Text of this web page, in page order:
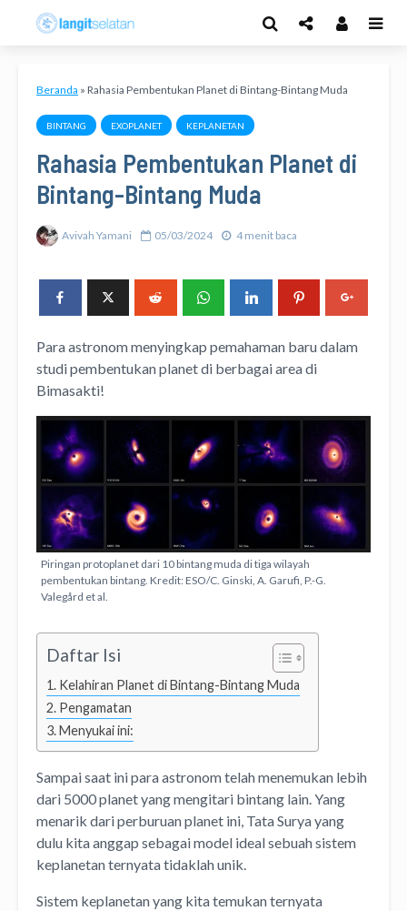
Beranda » Rahasia Pembentukan Planet di Bintang-Bintang Muda
BINTANG EXOPLANET KEPLANETAN
Rahasia Pembentukan Planet di
Bintang-Bintang Muda
Avivah Yamani 05/03/2024 4 menit baca
Para astronom menyingkap pemahaman baru dalam
studi pembentukan planet di berbagai area di
Bimasakti!
Piringan protoplanet dari 10 bintang muda di tiga wilayah
pembentukan bintang. Kredit: ESO/C. Ginski, A. Garufi, P.-G.
Valegård et al.
Daftar Isi
Kelahiran Planet di Bintang-Bintang Muda
Pengamatan
Menyukai ini:
Sampai saat ini para astronom telah menemukan lebih
dari 5000 planet yang mengitari bintang lain. Yang
menarik dari perburuan planet ini, Tata Surya yang
dulu kita anggap sebagai model ideal sebuah sistem
keplanetan ternyata tidaklah unik.
Sistem keplanetan yang kita temukan ternyata